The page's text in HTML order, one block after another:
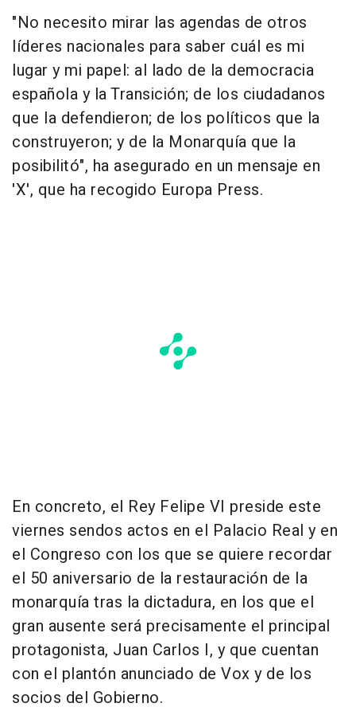
"No necesito mirar las agendas de otros
líderes nacionales para saber cuál es mi
lugar y mi papel: al lado de la democracia
española y la Transición; de los ciudadanos
que la defendieron; de los políticos que la
construyeron; y de la Monarquía que la
posibilitó", ha asegurado en un mensaje en
'X', que ha recogido Europa Press.
En concreto, el Rey Felipe VI preside este
viernes sendos actos en el Palacio Real y en
el Congreso con los que se quiere recordar
el 50 aniversario de la restauración de la
monarquía tras la dictadura, en los que el
gran ausente será precisamente el principal
protagonista, Juan Carlos I, y que cuentan
con el plantón anunciado de Vox y de los
socios del Gobierno.